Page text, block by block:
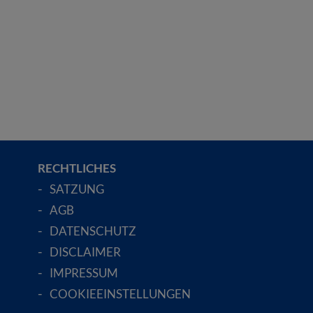
RECHTLICHES
SATZUNG
AGB
DATENSCHUTZ
DISCLAIMER
IMPRESSUM
COOKIEEINSTELLUNGEN